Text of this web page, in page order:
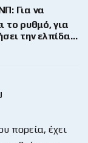
Για να
το ρυθμό, για
την ελπίδα…
πορεία, έχει